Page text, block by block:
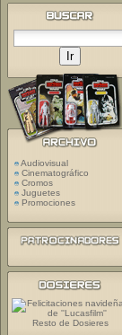
Audiovisual
Cinematográfico
Cromos
Juguetes
Promociones
Resto de Dosieres